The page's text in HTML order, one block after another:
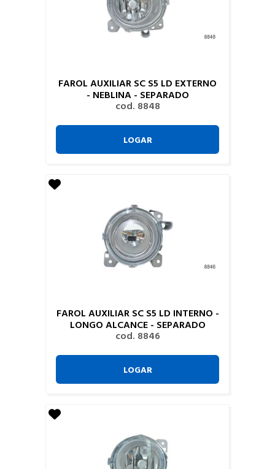
FAROL AUXILIAR SC S5 LD EXTERNO
- NEBLINA - SEPARADO
cod. 8848
LOGAR
FAROL AUXILIAR SC S5 LD INTERNO -
LONGO ALCANCE - SEPARADO
cod. 8846
LOGAR